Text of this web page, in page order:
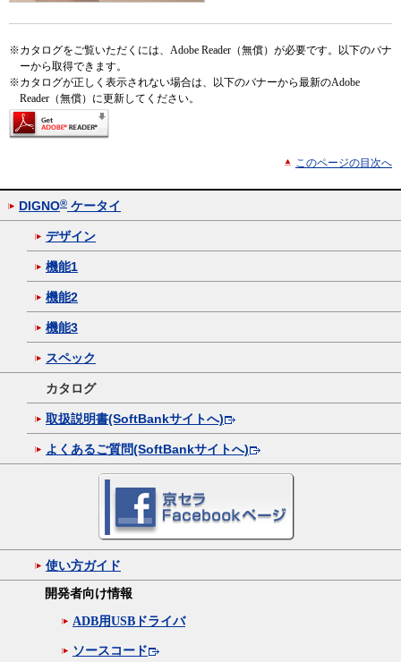
※カタログをご覧いただくには、Adobe Reader（無償）が必要です。以下のバナ
ーから取得できます。
※カタログが正しく表示されない場合は、以下のバナーから最新のAdobe
Reader（無償）に更新してください。
このページの目次へ
DIGNO® ケータイ
デザイン
機能1
機能2
機能3
スペック
カタログ
取扱説明書(SoftBankサイトへ)
よくあるご質問(SoftBankサイトへ)
使い方ガイド
開発者向け情報
ADB用USBドライバ
ソースコード